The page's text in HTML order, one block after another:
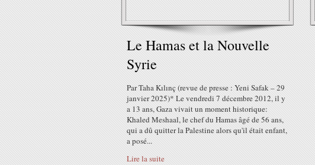
Le Hamas et la Nouvelle
Syrie
Par Taha Kılınç (revue de presse : Yeni Safak – 29
janvier 2025)* Le vendredi 7 décembre 2012, il y
a 13 ans, Gaza vivait un moment historique:
Khaled Meshaal, le chef du Hamas âgé de 56 ans,
qui a dû quitter la Palestine alors qu'il était enfant,
a posé...
Lire la suite